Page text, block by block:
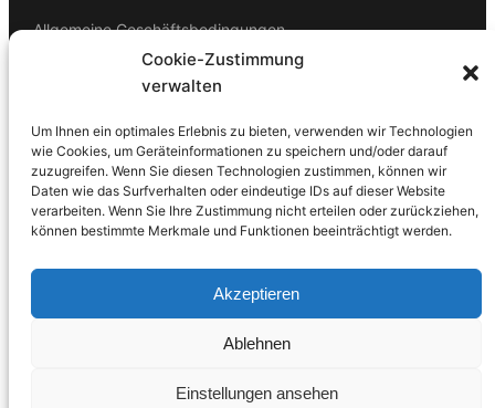
Cookie-Zustimmung
verwalten
Um Ihnen ein optimales Erlebnis zu bieten, verwenden wir Technologien
wie Cookies, um Geräteinformationen zu speichern und/oder darauf
zuzugreifen. Wenn Sie diesen Technologien zustimmen, können wir
Daten wie das Surfverhalten oder eindeutige IDs auf dieser Website
verarbeiten. Wenn Sie Ihre Zustimmung nicht erteilen oder zurückziehen,
können bestimmte Merkmale und Funktionen beeinträchtigt werden.
Akzeptieren
Ablehnen
Einstellungen ansehen
Allgemeine Geschäftsbedingungen
Rücktrittsbelehrung
ZAHLUNGSARTEN
Vorkasse Visa Mastercard Link PayPal
G-Pay
Made with care in Wien 🇦🇹